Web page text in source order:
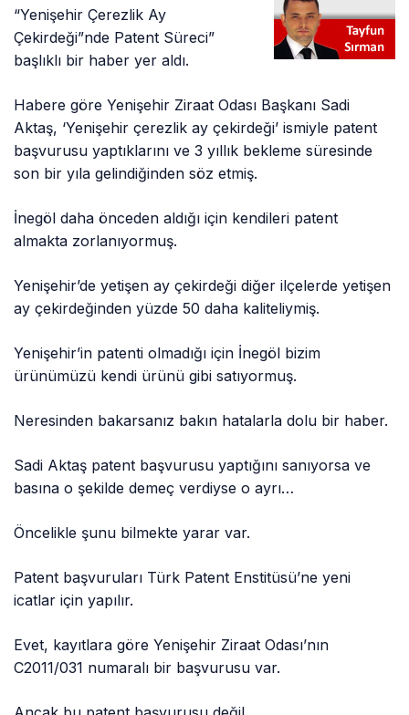
“Yenişehir Çerezlik Ay
Çekirdeği”nde Patent Süreci”
başlıklı bir haber yer aldı.
Habere göre Yenişehir Ziraat Odası Başkanı Sadi
Aktaş, ‘Yenişehir çerezlik ay çekirdeği’ ismiyle patent
başvurusu yaptıklarını ve 3 yıllık bekleme süresinde
son bir yıla gelindiğinden söz etmiş.
İnegöl daha önceden aldığı için kendileri patent
almakta zorlanıyormuş.
Yenişehir’de yetişen ay çekirdeği diğer ilçelerde yetişen
ay çekirdeğinden yüzde 50 daha kaliteliymiş.
Yenişehir’in patenti olmadığı için İnegöl bizim
ürünümüzü kendi ürünü gibi satıyormuş.
Neresinden bakarsanız bakın hatalarla dolu bir haber.
Sadi Aktaş patent başvurusu yaptığını sanıyorsa ve
basına o şekilde demeç verdiyse o ayrı…
Öncelikle şunu bilmekte yarar var.
Patent başvuruları Türk Patent Enstitüsü’ne yeni
icatlar için yapılır.
Evet, kayıtlara göre Yenişehir Ziraat Odası’nın
C2011/031 numaralı bir başvurusu var.